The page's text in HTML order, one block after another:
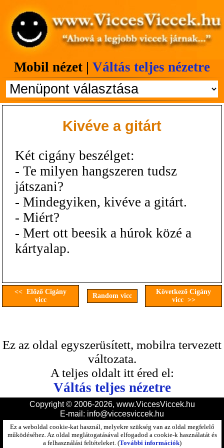
Mobil nézet | Váltás teljes nézetre
Kivéve a gitárt
Két cigány beszélget:
- Te milyen hangszeren tudsz
játszani?
- Mindegyiken, kivéve a gitárt.
- Miért?
- Mert ott beesik a húrok közé a
kártyalap.
<< Előző Cigány
vicc
Random vicc
Következő Cigány
vicc >>
Ez az oldal egyszerüsített, mobilra tervezett
változata.
A teljes oldalt itt éred el:
Váltás teljes nézetre
Copyright © 2006-2026, www.ViccesViccek.hu
E-mail: info@viccesviccek.hu
Ez a weboldal cookie-kat használ, melyekre szükség van az oldal megfelelő
működéséhez. Az oldal meglátogatásával elfogadod a cookie-k használatát és
a felhasználási feltételeket. (További információk)